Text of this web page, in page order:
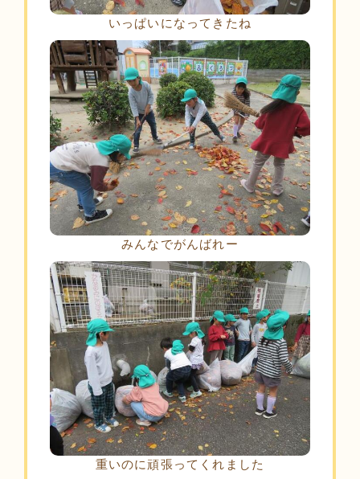
いっぱいになってきたね
みんなでがんばれー
重いのに頑張ってくれました